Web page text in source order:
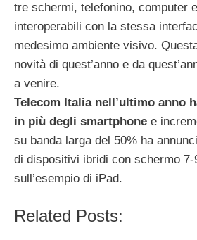
tre schermi, telefonino, computer
interoperabili con la stessa
medesimo ambiente visivo.
novità di quest’anno e da
a venire.
Telecom Italia nell’ultimo anno
in più degli smartphone e
su banda larga del 50% ha
di dispositivi ibridi con schermo 7-
sull’esempio di iPad.
Related Posts: